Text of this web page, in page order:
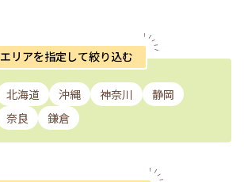
エリアを指定して絞り込む
北海道 沖縄 神奈川
静岡
奈良 鎌倉